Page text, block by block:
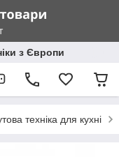
з Європи
техніка для кухні